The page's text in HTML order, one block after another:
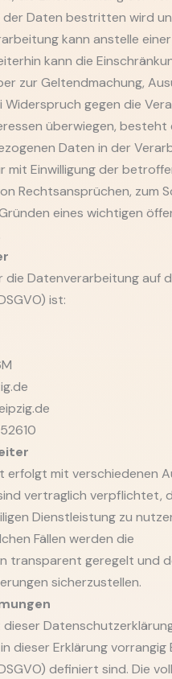
der Daten bestritten wird
kann anstelle
kann die
zur Geltendmachung,
gegen die
überwiegen,
Daten in der
mit Einwilligung der
Rechtsansprüchen, zum
eines wichtigen
Datenverarbeitung auf
ist:
erfolgt mit verschiedenen
vertraglich verpflichtet,
Dienstleistung zu
Fällen werden die
transparent geregelt und
sicherzustellen.
dieser
dieser Erklärung
definiert sind. Die